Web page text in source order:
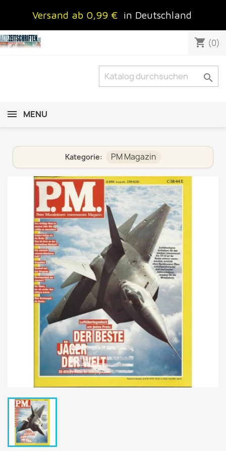
Versand ab 0,99 € in Deutschland
shopping_cart (0)

MENU
Kategorie: PM Magazin